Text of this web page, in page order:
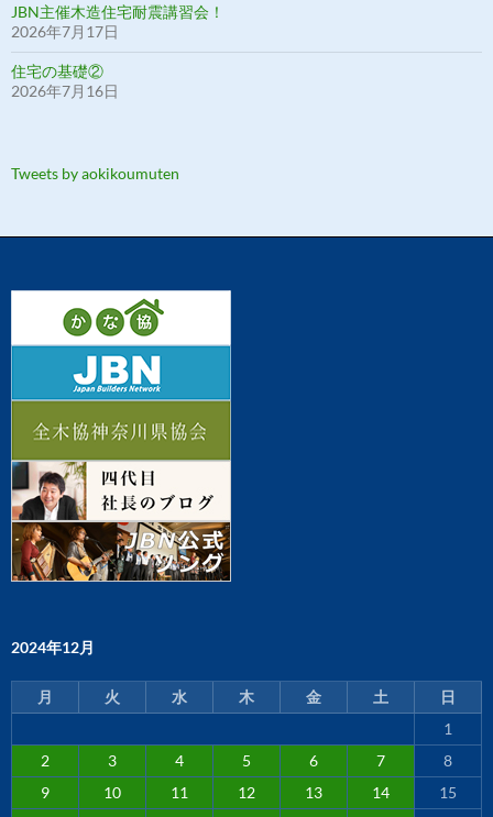
JBN主催木造住宅耐震講習会！
2026年7月17日
住宅の基礎②
2026年7月16日
Tweets by aokikoumuten
2024年12月
月 火 水 木 金 土
日
1
2
3 4 5 6 7
8
9
10 11 12 13 14
15